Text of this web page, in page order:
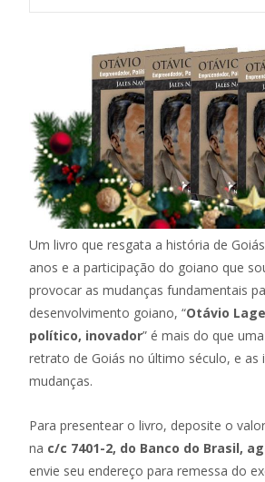
Um livro que resgata a história de
anos e a participação do goiano que
provocar as mudanças fundamentais
desenvolvimento goiano, “Otávio
político, inovador” é mais do que
retrato de Goiás no último século, e as
mudanças.
Para presentear o livro, deposite o
na c/c 7401-2, do Banco do Brasil,
envie seu endereço para remessa do